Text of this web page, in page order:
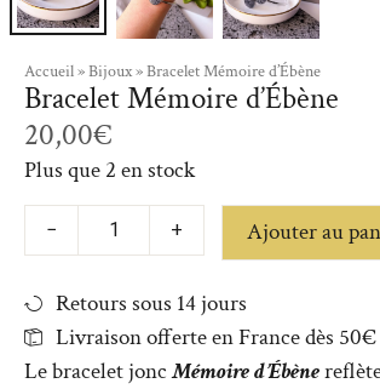
Accueil»Bijoux»Bracelet Mémoire d’Ébène
Bracelet Mémoire d’Ébène
20,00€
Plus que 2 en stock
− + Ajouter au
Retours sous 14 jours
Livraison offerte en France dès
Le bracelet joncMémoire d’Ébène